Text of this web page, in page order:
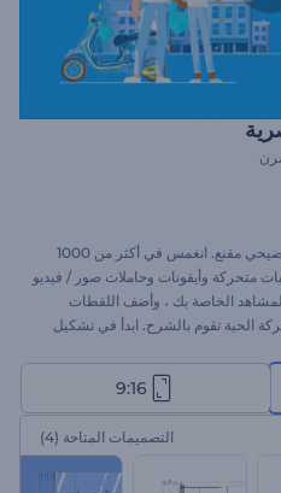
قدم أي فكرة أو مفهوم باستخدام فيديو توضيحي مقنع. انغمس في أكثر من 1000
وأيقونات وحاملات صور / فيديو
الخاصة بك ، وأضف اللقطات
الحية تقوم بالشرح. ابدأ في تشكيل
9:16
التصميمات المتاحة (4)